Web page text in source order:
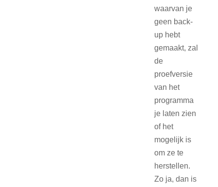
waarvan je
geen back-
up hebt
gemaakt, zal
de
proefversie
van het
programma
je laten zien
of het
mogelijk is
om ze te
herstellen.
Zo ja, dan is